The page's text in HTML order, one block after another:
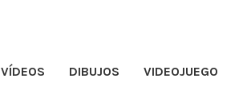
VÍDEOS DIBUJOS VIDEOJUEGO